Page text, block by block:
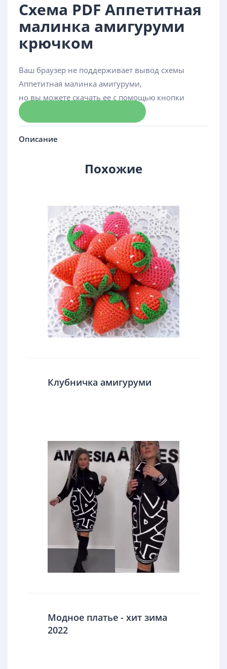
Схема PDF Аппетитная
малинка амигуруми
крючком
Ваш браузер не поддерживает вывод схемы
Аппетитная малинка амигуруми,
но вы можете скачать ее с помощью кнопки
Описание
Похожие
Клубничка амигуруми
Модное платье - хит зима
2022